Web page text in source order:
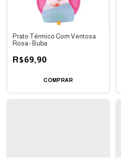
Prato Térmico Com Ventosa
Rosa - Buba
R$69,90